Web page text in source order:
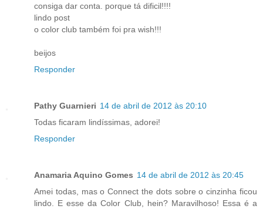
consiga dar conta. porque tá dificil!!!!
lindo post
o color club também foi pra wish!!!
beijos
Responder
Pathy Guarnieri 14 de abril de 2012 às 20:10
Todas ficaram lindíssimas, adorei!
Responder
Anamaria Aquino Gomes 14 de abril de 2012 às 20:45
Amei todas, mas o Connect the dots sobre o cinzinha ficou
lindo. E esse da Color Club, hein? Maravilhoso! Essa é a